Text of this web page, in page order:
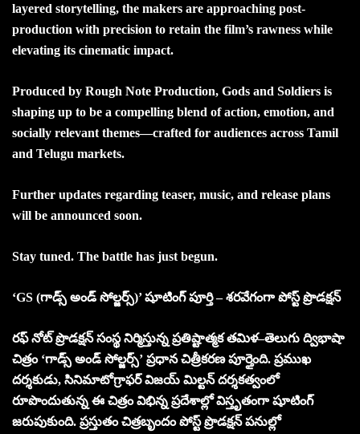
layered storytelling, the makers are approaching post-
production with precision to retain the film’s rawness while
elevating its cinematic impact.
Produced by Rough Note Production, Gods and Soldiers is
shaping up to be a compelling blend of action, emotion, and
socially relevant themes—crafted for audiences across Tamil
and Telugu markets.
Further updates regarding teaser, music, and release plans
will be announced soon.
Stay tuned. The battle has just begun.
‘GS (గాడ్స్ అండ్ సోల్జర్స్)’ షూటింగ్ పూర్తి – శరవేగంగా పోస్ట్ ప్రొడక్షన్‌
రఫ్ నోట్ ప్రొడక్షన్ సంస్థ నిర్మిస్తున్న ప్రతిష్టాత్మక తమిళ–తెలుగు ద్విభాషా
చిత్రం ‘గాడ్స్ అండ్ సోల్జర్స్’ ప్రధాన చిత్రీకరణ పూర్తైంది. ప్రముఖ
దర్శకుడు, సినిమాటోగ్రాఫర్ విజయ్ మిల్టన్ దర్శకత్వంలో
రూపొందుతున్న ఈ చిత్రం విభిన్న ప్రదేశాల్లో విస్తృతంగా షూటింగ్
జరుపుకుంది. ప్రస్తుతం చిత్రబృందం పోస్ట్ ప్రొడక్షన్ పనుల్లో